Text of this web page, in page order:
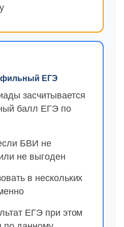
ЕГЭ
засчитывается
балл ЕГЭ по
БВИ не
не выгоден
в нескольких
ЕГЭ при этом